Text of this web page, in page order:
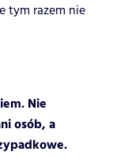
tym razem nie
Nie
osób, a